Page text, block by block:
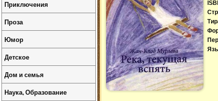
Приключения
Проза
Юмор
Детское
Дом и семья
Наука, Образование